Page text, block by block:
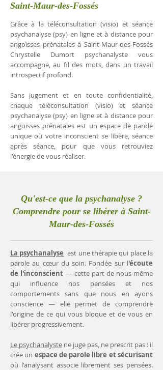
Saint-Maur-des-Fossés
Grâce à la téléconsultation (visio) et séance
psychanalyse (psy) en ligne et à distance pour
angoisses prénatales à Saint-Maur-des-Fossés
Chrystelle Dumort psychanalyste vous
accompagne, au fil des mots, dans un travail
introspectif profond.
Sans jugement et en toute confidentialité,
chaque téléconsultation (visio) et séance
psychanalyse (psy) en ligne et à distance pour
angoisses prénatales est un espace de parole
unique où votre inconscient se libère, séance
après séance, pour que vous retrouviez
l'énergie de vous réaliser.
Qu'est-ce que la psychanalyse ?
Comprendre pour se libérer à Saint-
Maur-des-Fossés
La psychanalyse est une thérapie qui place la
parole au cœur du soin. Fondée sur l'écoute
de l'inconscient— cette part de nous-même
qui influence nos pensées et nos
comportements sans que nous en ayons
conscience — elle permet de comprendre
l'origine de ce qui vous bloque et de vous en
libérer progressivement.
Le psychanalyste ne juge pas, ne prescrit pas : il
crée un espace de parole libre et sécurisant
où l'analysant associe librement ses pensées.